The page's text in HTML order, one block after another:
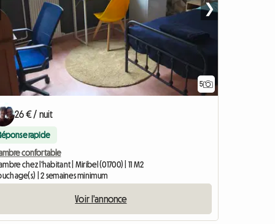
5
❯
26 € / nuit
rapide
confortable
chez l'habitant | Miribel (01700) | 11 M2
| 2 semaines minimum
Voir l'annonce